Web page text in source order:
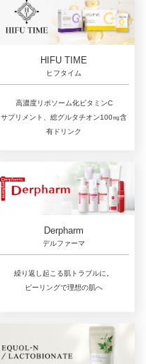
HIFU TIME
ヒフタイム
高濃度リポソーム化ビタミンC
サプリメント、総グルタチオン100㎎含
有ドリンク
Derpharm
デルファーマ
繰り返し起こる肌トラブルに。
ピーリングで理想の肌へ